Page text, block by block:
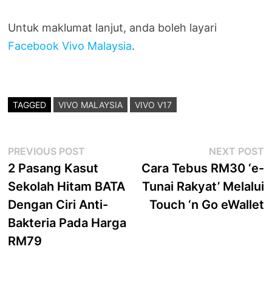
Untuk maklumat lanjut, anda boleh layari
Facebook Vivo Malaysia.
TAGGED VIVO MALAYSIA VIVO V17
Post
navigation
PREVIOUS POST
post:
2 Pasang Kasut
Sekolah Hitam BATA
Dengan Ciri Anti-
Bakteria Pada Harga
RM79
NEXT POST
Cara Tebus RM30 ‘e-
Tunai Rakyat’ Melalui
Touch ‘n Go eWallet